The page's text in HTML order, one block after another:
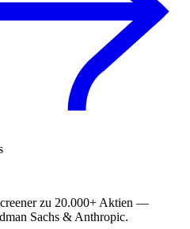
zu 20.000+ Aktien —
Sachs & Anthropic.